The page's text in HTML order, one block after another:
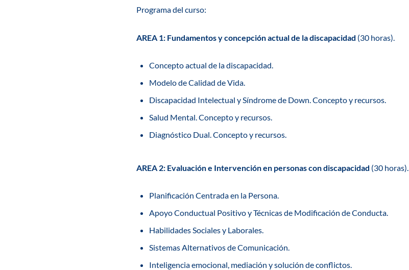
Programa del curso:
AREA 1: Fundamentos y concepción actual de la discapacidad (30 horas).
Concepto actual de la discapacidad.
Modelo de Calidad de Vida.
Discapacidad Intelectual y Síndrome de Down. Concepto y recursos.
Salud Mental. Concepto y recursos.
Diagnóstico Dual. Concepto y recursos.
AREA 2: Evaluación e Intervención en personas con discapacidad (30 horas).
Planificación Centrada en la Persona.
Apoyo Conductual Positivo y Técnicas de Modificación de Conducta.
Habilidades Sociales y Laborales.
Sistemas Alternativos de Comunicación.
Inteligencia emocional, mediación y solución de conflictos.